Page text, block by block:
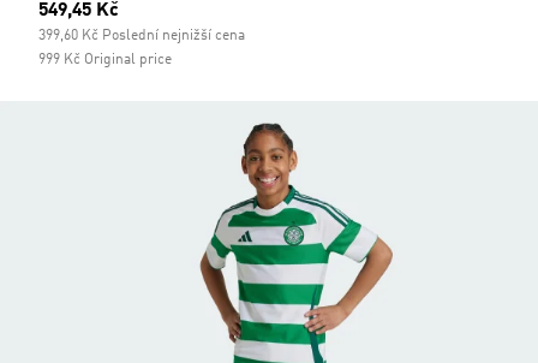
Aktuální cena
549,45 Kč
399,60 Kč Poslední nejnižší cena
999 Kč Original price